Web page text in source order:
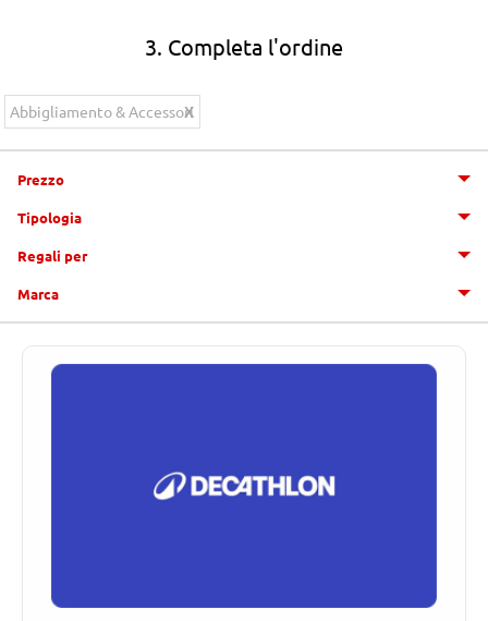
3. Completa l'ordine
Abbigliamento & Accessori
Prezzo
Tipologia
Regali per
Marca